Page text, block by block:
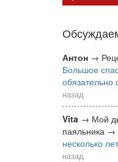
Антон →
Большое
обязательно
назад
Vita → Мой
паяльника →
несколько
назад